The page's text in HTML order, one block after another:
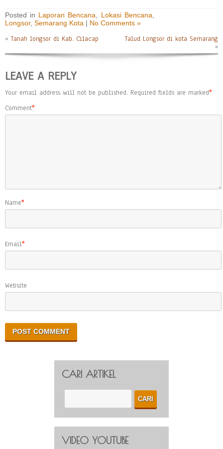
Posted in Laporan Bencana Lokasi Bencana
Longsor, Semarang Kota | No Comments »
«Tanah longsor di Kab. Cilacap
Talud Longsor di kota Semarang
»
LEAVE A REPLY
Your email address will not be published. Required fields are marked*
Comment*
Name*
Email*
Website
CARI ARTIKEL
VIDEO YOUTUBE